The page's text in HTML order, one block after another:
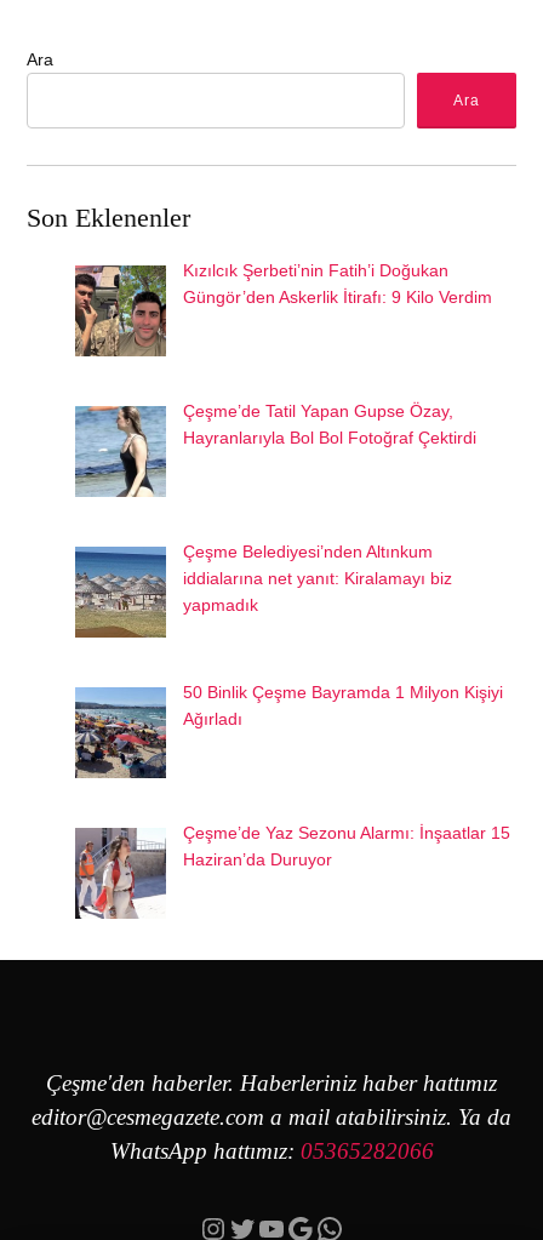
Ara
Ara
Son Eklenenler
Kızılcık Şerbeti’nin Fatih’i Doğukan
Güngör’den Askerlik İtirafı: 9 Kilo Verdim
Çeşme’de Tatil Yapan Gupse Özay,
Hayranlarıyla Bol Bol Fotoğraf Çektirdi
Çeşme Belediyesi’nden Altınkum
iddialarına net yanıt: Kiralamayı biz
yapmadık
50 Binlik Çeşme Bayramda 1 Milyon Kişiyi
Ağırladı
Çeşme’de Yaz Sezonu Alarmı: İnşaatlar 15
Haziran’da Duruyor
Çeşme'den haberler. Haberleriniz haber hattımız
editor@cesmegazete.com a mail atabilirsiniz. Ya da
WhatsApp hattımız: 05365282066
Instagram
Twitter
YouTube
Google
https://wa.me/